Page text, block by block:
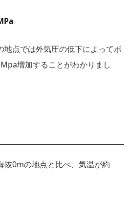
地点では外気圧の低下によってボ
増加することがわかりまし
抜0mの地点と比べ、気温が約